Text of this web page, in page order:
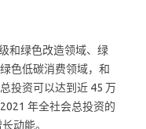
和绿色改造领域、绿
色低碳消费领域，和
投资可以达到近 45 万
年全社会总投资的
动能。